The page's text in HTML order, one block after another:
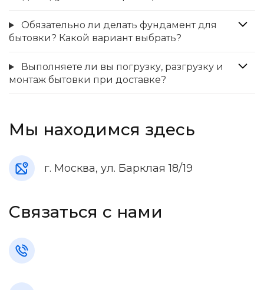
Обязательно ли делать фундамент для
бытовки? Какой вариант выбрать?
Выполняете ли вы погрузку, разгрузку и
монтаж бытовки при доставке?
Мы находимся здесь
г. Москва, ул. Барклая 18/19
Связаться с нами